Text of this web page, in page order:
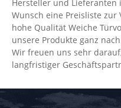
Hersteller und
Wunsch eine Preisliste
hohe Qualität Weiche
unsere Produkte ganz
Wir freuen uns sehr
langfristiger